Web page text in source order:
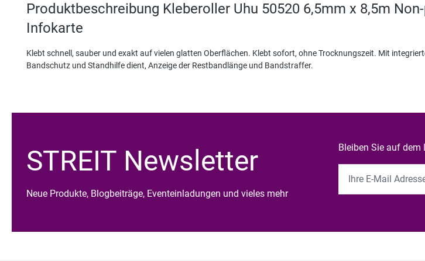
Produktbeschreibung Kleberoller Uhu 50520 6,5mm x 8,5m
Infokarte
Klebt schnell, sauber und exakt auf vielen glatten Oberflächen. Klebt sofort, ohne Trocknungszeit. Mit
Bandschutz und Standhilfe dient, Anzeige der Restbandlänge und Bandstraffer.
STREIT Newsletter
Neue Produkte, Blogbeiträge, Eventeinladungen und vieles mehr
Bleiben Sie auf dem